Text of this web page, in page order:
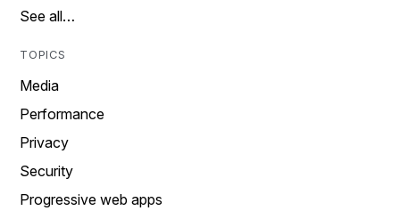
See all…
TOPICS
Media
Performance
Privacy
Security
Progressive web apps